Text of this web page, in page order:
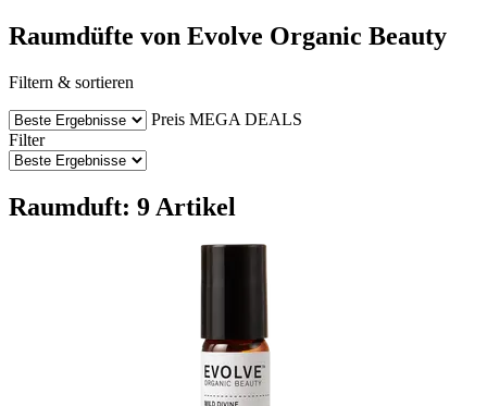
Raumdüfte von Evolve Organic Beauty
Filtern & sortieren
Preis MEGA DEALS
Filter
Raumduft: 9 Artikel